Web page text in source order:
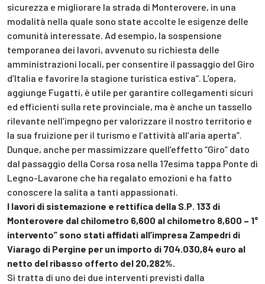
sicurezza e migliorare la strada di Monterovere, in una
modalità nella quale sono state accolte le esigenze delle
comunità interessate. Ad esempio, la sospensione
temporanea dei lavori, avvenuto su richiesta delle
amministrazioni locali, per consentire il passaggio del Giro
d’Italia e favorire la stagione turistica estiva”. L’opera,
aggiunge Fugatti, è utile per garantire collegamenti sicuri
ed efficienti sulla rete provinciale, ma è anche un tassello
rilevante nell’impegno per valorizzare il nostro territorio e
la sua fruizione per il turismo e l’attività all’aria aperta”.
Dunque, anche per massimizzare quell’effetto “Giro” dato
dal passaggio della Corsa rosa nella 17esima tappa Ponte di
Legno-Lavarone che ha regalato emozioni e ha fatto
conoscere la salita a tanti appassionati.
I lavori di sistemazione e rettifica della S.P. 133 di
Monterovere dal chilometro 6,600 al chilometro 8,600 – 1°
intervento” sono stati affidati all’impresa Zampedri di
Viarago di Pergine per un importo di 704.030,84 euro al
netto del ribasso offerto del 20,282%.
Si tratta di uno dei due interventi previsti dalla